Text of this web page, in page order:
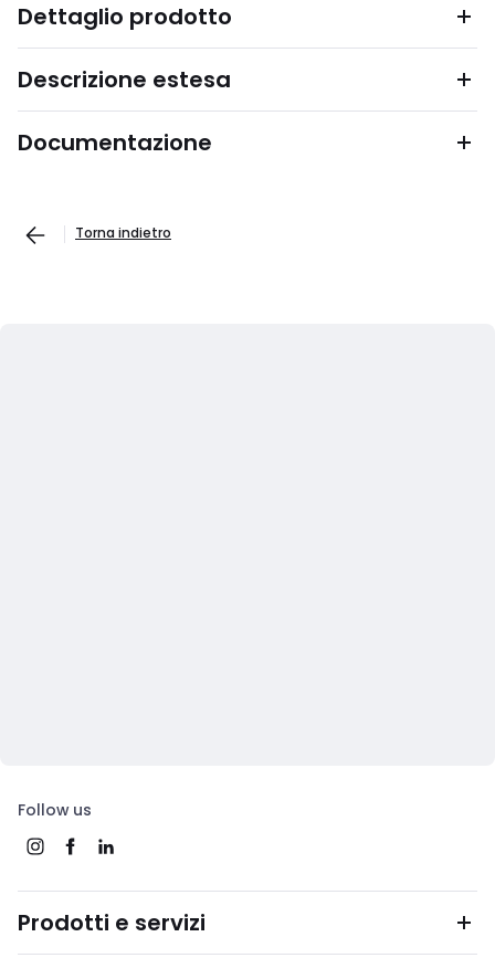
Dettaglio prodotto
Descrizione estesa
Documentazione
Torna indietro
Follow us
Prodotti e servizi